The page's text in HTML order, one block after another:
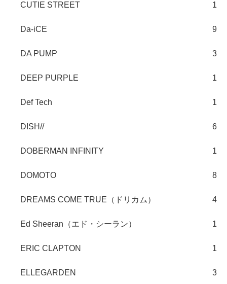
CUTIE STREET 1
Da-iCE 9
DA PUMP 3
DEEP PURPLE 1
Def Tech 1
DISH// 6
DOBERMAN INFINITY 1
DOMOTO 8
DREAMS COME TRUE（ドリカム） 4
Ed Sheeran（エド・シーラン） 1
ERIC CLAPTON 1
ELLEGARDEN 3